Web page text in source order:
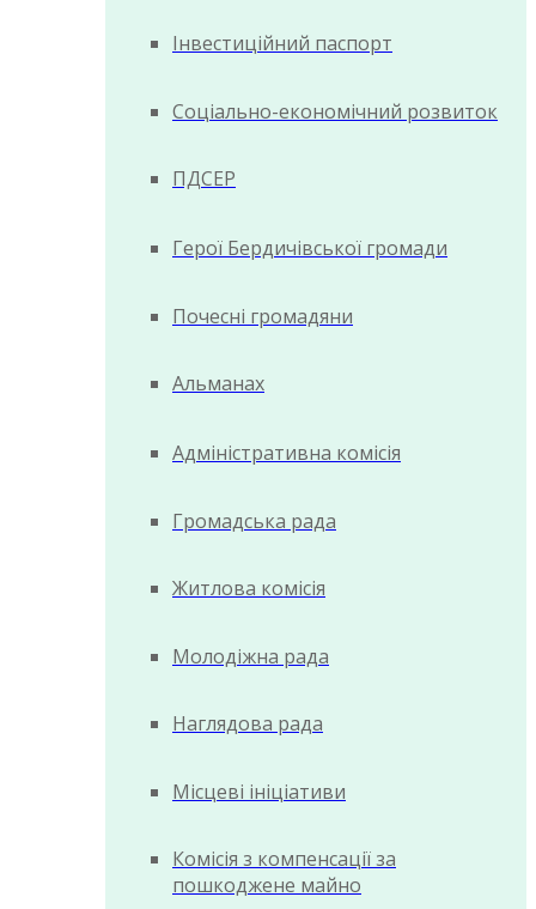
Інвестиційний паспорт
Соціально-економічний розвиток
ПДСЕР
Герої Бердичівської громади
Почесні громадяни
Альманах
Адміністративна комісія
Громадська рада
Житлова комісія
Молодіжна рада
Наглядова рада
Місцеві ініціативи
Комісія з компенсації за
пошкоджене майно